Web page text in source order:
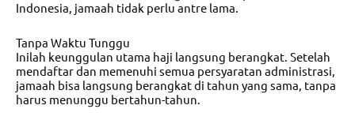
Indonesia, jamaah tidak perlu antre lama.
Tanpa Waktu Tunggu
Inilah keunggulan utama haji langsung berangkat. Setelah
mendaftar dan memenuhi semua persyaratan administrasi,
jamaah bisa langsung berangkat di tahun yang sama, tanpa
harus menunggu bertahun-tahun.